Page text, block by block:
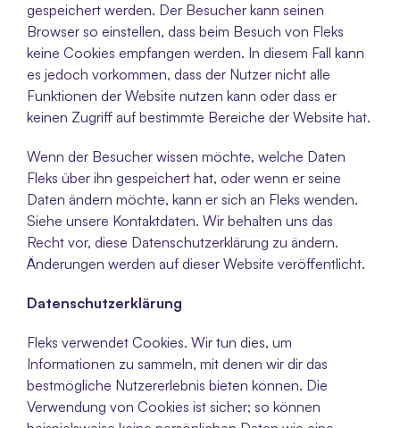
gespeichert werden. Der Besucher kann seinen
Browser so einstellen, dass beim Besuch von Fleks
keine Cookies empfangen werden. In diesem Fall kann
es jedoch vorkommen, dass der Nutzer nicht alle
Funktionen der Website nutzen kann oder dass er
keinen Zugriff auf bestimmte Bereiche der Website hat.
Wenn der Besucher wissen möchte, welche Daten
Fleks über ihn gespeichert hat, oder wenn er seine
Daten ändern möchte, kann er sich an Fleks wenden.
Siehe unsere Kontaktdaten. Wir behalten uns das
Recht vor, diese Datenschutzerklärung zu ändern.
Änderungen werden auf dieser Website veröffentlicht.
Datenschutzerklärung
Fleks verwendet Cookies. Wir tun dies, um
Informationen zu sammeln, mit denen wir dir das
bestmögliche Nutzererlebnis bieten können. Die
Verwendung von Cookies ist sicher; so können